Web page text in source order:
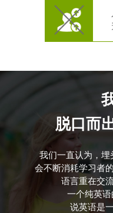
脱口而
我们一直认为，埋
会不断消耗学习者
语言重在交
一个纯英语
说英语是